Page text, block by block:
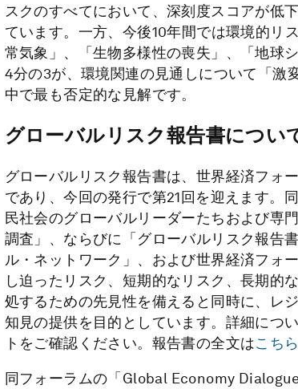
スクのすべてにおいて、深刻度スコアが低
ています。一方、今後10年間では環境的リ
常気象」、「生物多様性の喪失」、「地球
4分の3が、環境関連の見通しについて「激
中で最も否定的な見解です。
グローバルリスク報告書につい
グローバルリスク報告書は、世界経済フォ
であり、今回の発行で第21回を迎えます。
民社会のグローバルリーダーたちおよび専
調査」、ならびに「グローバルリスク報告
ル・ネットワーク」、および世界経済フォ
し迫ったリスク、短期的なリスク、長期的
処するための先見性を備えると同時に、レ
知見の提供を目的としています。詳細につい
トをご確認ください。報告書の全文はこちら
同フォーラムの「Global Economy